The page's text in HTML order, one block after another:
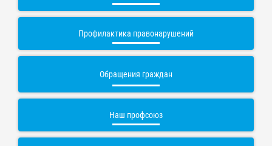
Профилактика правонарушений
Обращения граждан
Наш профсоюз